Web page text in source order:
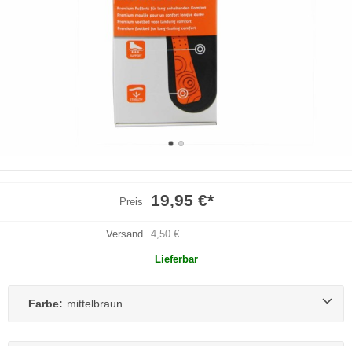
Preis 19,95 €*
Versand 4,50 €
Lieferbar
Farbe: mittelbraun